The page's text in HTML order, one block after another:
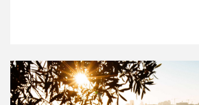
מילדות לבגרות"